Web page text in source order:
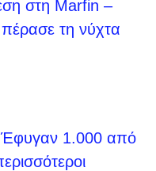
στη Marfin –
τη νύχτα
1.000 από